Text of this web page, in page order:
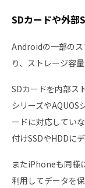
SDカードや外部
Androidの一部のス
り、ストレージ容
SDカードを内部ス
シリーズやAQUOS
ードに対応してい
付けSSDやHDDに
またiPhoneも同様
利用してデータを